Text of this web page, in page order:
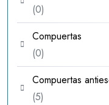
00
productos
Compuertas
00
productos
Compuertas
55